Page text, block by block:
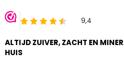
ALTIJD ZUIVER, ZACHT EN
HUIS